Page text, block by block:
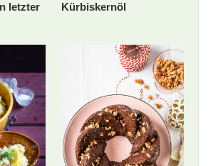
letzter
Kürbiskernöl